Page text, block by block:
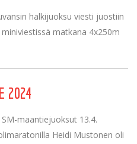
halkijuoksu viesti juostiin
matkana 4x250m
2024
maantiejuoksut 13.4.
Heidi Mustonen oli